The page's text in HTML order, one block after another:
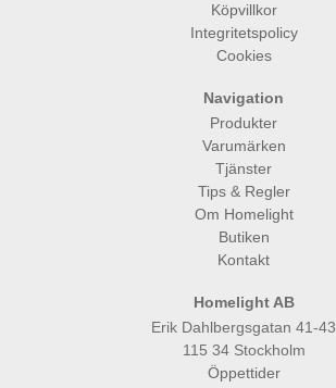
Köpvillkor
Integritetspolicy
Cookies
Navigation
Produkter
Varumärken
Tjänster
Tips & Regler
Om Homelight
Butiken
Kontakt
Homelight AB
Erik Dahlbergsgatan 41-43
115 34 Stockholm
Öppettider